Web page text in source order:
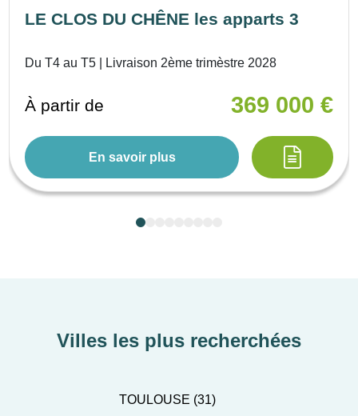
LE CLOS DU CHÊNE les apparts 3
Du T4 au T5 | Livraison 2ème trimèstre 2028
À partir de 369 000 €
En savoir plus
Villes les plus recherchées
TOULOUSE (31)